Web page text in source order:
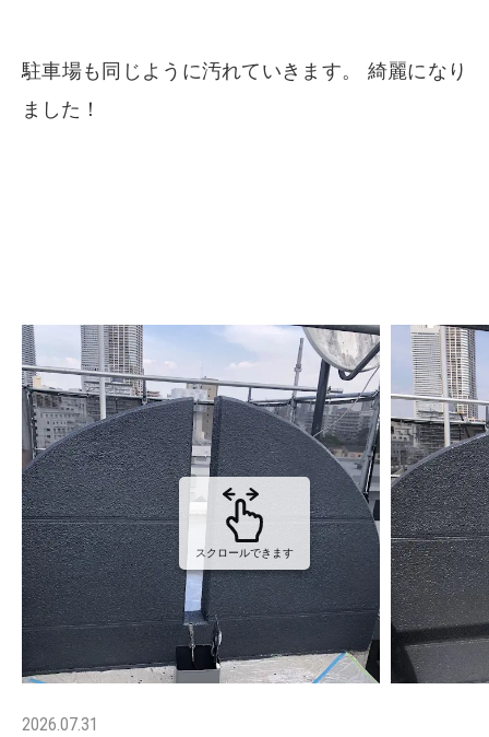
駐車場も同じように汚れていきます。 綺麗になり
ました！
スクロールできます
2026.07.31